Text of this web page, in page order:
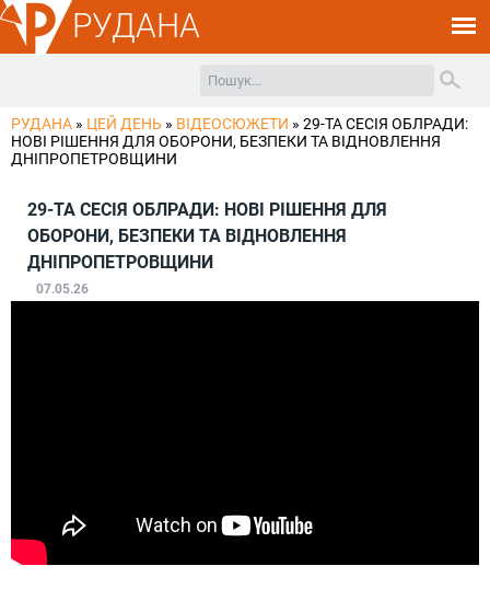
РУДАНА
РУДАНА » ЦЕЙ ДЕНЬ » ВІДЕОСЮЖЕТИ » 29-ТА СЕСІЯ ОБЛРАДИ:
НОВІ РІШЕННЯ ДЛЯ ОБОРОНИ, БЕЗПЕКИ ТА ВІДНОВЛЕННЯ
ДНІПРОПЕТРОВЩИНИ
29-ТА СЕСІЯ ОБЛРАДИ: НОВІ РІШЕННЯ ДЛЯ
ОБОРОНИ, БЕЗПЕКИ ТА ВІДНОВЛЕННЯ
ДНІПРОПЕТРОВЩИНИ
07.05.26